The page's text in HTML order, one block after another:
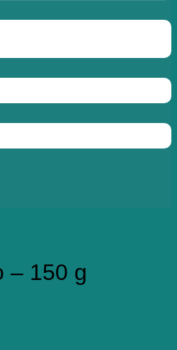
– 150 g